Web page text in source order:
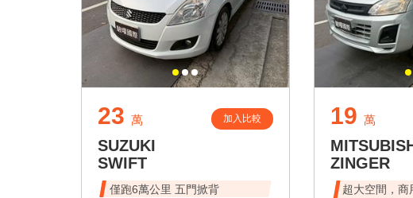
23 萬 加入比較
SUZUKI
SWIFT
僅跑6萬公里 五門掀背
19 萬
ZINGER
超大空間，商